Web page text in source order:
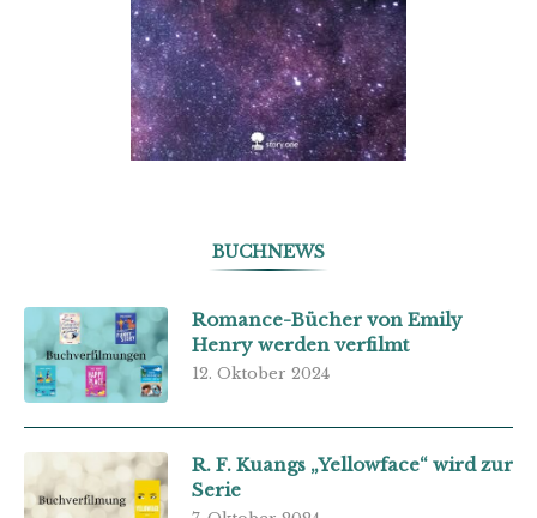
BUCHNEWS
Romance-Bücher von Emily
Henry werden verfilmt
12. Oktober 2024
R. F. Kuangs „Yellowface“ wird zur
Serie